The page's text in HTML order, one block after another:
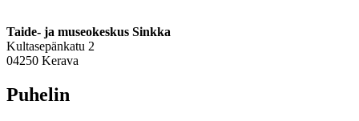
Taide- ja museokeskus Sinkka
Kultasepänkatu 2
04250 Kerava
Puhelin